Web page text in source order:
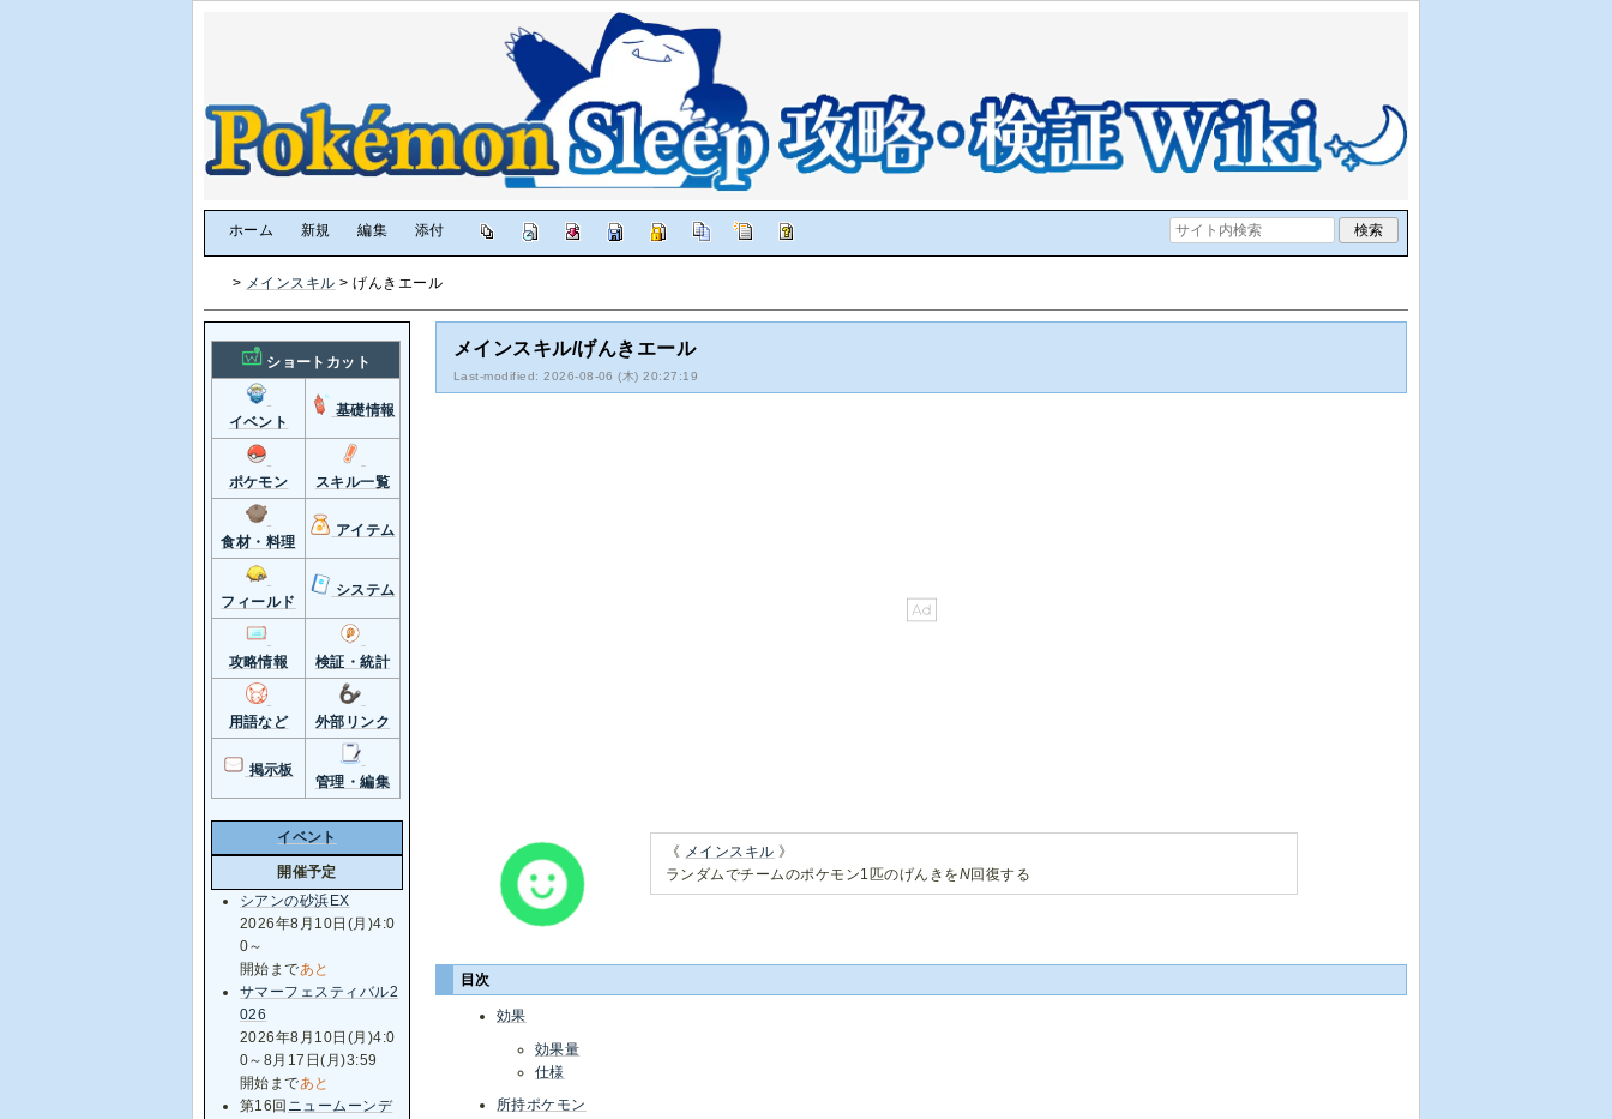
ホーム 新規 編集 添付
> メインスキル > げんきエール
メインスキル/げんきエール
Last-modified: 2026-08-06 (木) 20:27:19
《 メインスキル 》
ランダムでチームのポケモン1匹のげんきをN回復する
目次
効果
効果量
仕様
所持ポケモン
ショートカット
イベント
基礎情報
ポケモン スキル一覧
食材・料理
アイテム
フィールド
システム
攻略情報 検証・統計
用語など 外部リンク
掲示板
管理・編集
イベント
開催予定
シアンの砂浜EX
2026年8月10日(月)4:0
0～
開始まであと
サマーフェスティバル2
026
2026年8月10日(月)4:0
0～8月17日(月)3:59
開始まであと
第16回 ニュームーンデ